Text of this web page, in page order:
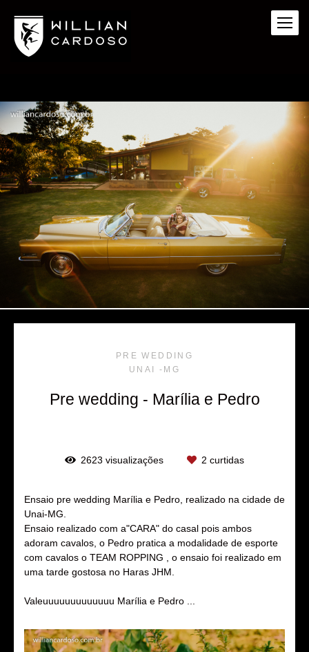
PRE WEDDING
UNAI -MG
Pre wedding - Marília e Pedro
2623 visualizações 2 curtidas
Ensaio pre wedding Marília e Pedro, realizado na cidade de
Unai-MG.
Ensaio realizado com a"CARA" do casal pois ambos
adoram cavalos, o Pedro pratica a modalidade de esporte
com cavalos o TEAM ROPPING , o ensaio foi realizado em
uma tarde gostosa no Haras JHM.
Valeuuuuuuuuuuuuu Marília e Pedro ...